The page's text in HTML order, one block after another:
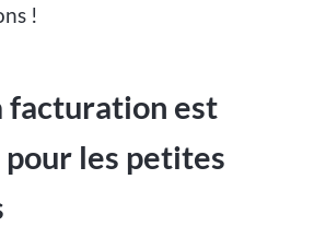
!
facturation est
les petites